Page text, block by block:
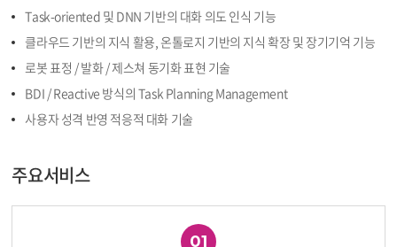
Task-oriented 및 DNN 기반의 대화 의도 인식 기능
클라우드 기반의 지식 활용, 온톨로지 기반의 지식 확장 및 장기기억 기능
로봇 표정 / 발화 / 제스쳐 동기화 표현 기술
BDI / Reactive 방식의 Task Planning Management
사용자 성격 반영 적응적 대화 기술
주요서비스
01